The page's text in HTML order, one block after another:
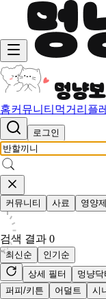
홈커뮤니티 먹거리 플
로그인
커뮤니티 사료 영양제
검색 결과 0
최신순
인기순
상세 필터
멍냥닥
퍼피/키튼
어덜트 시